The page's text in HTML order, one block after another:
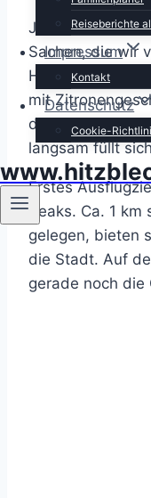
Reiseberichte
Impressum
Kontakt
Datenschutz
Cookie-
Jedenfalls
Sachen, die wir
Hazelnut
mit
das Original) zu
langsam füllt
Erstes
Peaks. Ca. 1
gelegen, bieten
die Stadt. Auf
gerade noch die